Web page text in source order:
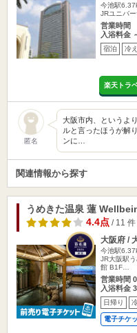
今池駅
JRユニバ
営業時間
入浴料金
宿泊 冷
楽天トラ
匿名
大阪市内、というよ
ルと言ったほうが解
ンに…
関連情報から探す
うめきた温泉 蓮
4.4点/ 11 件
大阪府 /
今池駅
JR大阪駅
館 B1F…
営業時間
入浴料金
日帰り
電子チケ